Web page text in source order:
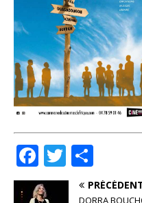
F
a
T
w ar
DORRA